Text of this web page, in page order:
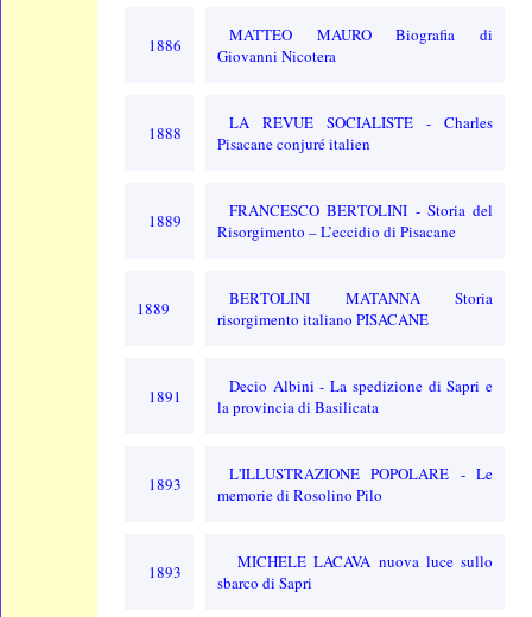
1886
MATTEO MAURO Biografia di
Giovanni Nicotera
1888
LA REVUE SOCIALISTE - Charles
Pisacane conjuré italien
1889
FRANCESCO BERTOLINI - Storia del
Risorgimento – L’eccidio di Pisacane
1889
BERTOLINI MATANNA Storia
risorgimento italiano PISACANE
1891
Decio Albini - La spedizione di Sapri e
la provincia di Basilicata
1893
L'ILLUSTRAZIONE POPOLARE - Le
memorie di Rosolino Pilo
1893
MICHELE LACAVA nuova luce sullo
sbarco di Sapri